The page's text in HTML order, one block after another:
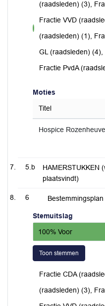
voor
(raadsleden) (3),
Fractie VVD
(raadsleden) (1),
GL (raadsleden) (4),
Fractie PvdA
Moties
Titel
Hospice Rozenheuvel
5.b
HAMERSTUKKEN
plaatsvindt)
6
Stemuitslag
100% Voor
Toon stemmen
Fractie CDA
(raadsleden) (3),